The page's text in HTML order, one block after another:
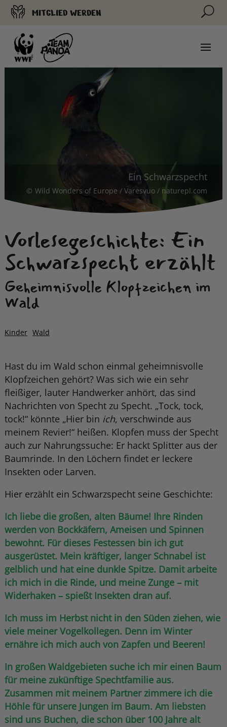
MITGLIED WERDEN U
Ein Schwarzspecht
Wild Wonders of Europe / Varesvuo / naturepl.com
Vorlesegeschichte: Ein
Schwarzspecht erzählt
Geheimnisvolle Klopfzeichen im
Wald
Kinder Wald
Hast du im Wald schon einmal geheimnisvolle
Klopfzeichen gehört? Was sich wie ein sehr
fleißiger, lauter Handwerker anhört, das sind
Nachrichten von Specht zu Specht. „Tock, tock,
tock!“ könnte „Hier bin ich, verschwinde aus
meinem Revier!“ heißen. Klopfen muss der Specht
auch zur Nahrungssuche: Er hackt Splitter aus der
Baumrinde. In den Löchern findet er leckere
Insekten oder Larven.
Hier erzählt ein Schwarzspecht seine Geschichte:
Ich liebe die großen, alten Bäume! Ihre Rinden
werden von Bockkäfern, Ameisen und Spinnen
bewohnt. Für dieses Festessen bin ich gut
ausgerüstet. Mein kräftiger, langer Schnabel ist
gelblich und hat eine dunkle Spitze. Damit arbeite
ich mich in die Rinde, und meine Zunge – mit
Widerhaken – spießt Insekten dran auf.
Ich muss im Herbst nicht in den Süden ziehen, wie
viele meiner Vogelkollegen. Denn im Winter
ernähre ich mich auch von Zapfen und Beeren!
In großen Waldgebieten suche ich mir einen Baum
für meine zukünftige Spechtfamilie aus.
Zusammen mit meinem Partner zimmere ich die
Höhle für unsere Jungen im Baum. Am liebsten
sind uns Buchen, die schon über 100 Jahre alt